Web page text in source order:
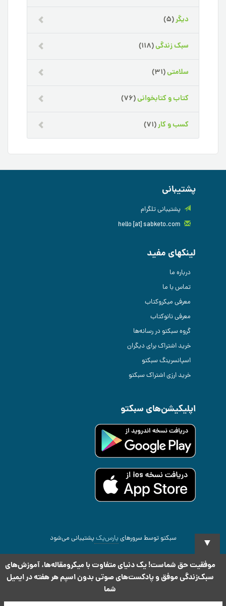
دیگر(5)
سبک زندگی(118)
سلامتی(31)
کتاب و کتابخوانی(76)
کسب و کار(71)
پشتیبانی
پشتیبانی تلگرام
لینکهای مفید
درباره ما
تماس با ما
معرفی میکروکتاب
معرفی نانوکتاب
گروه سبکتو در رسانه‌ها
خرید اشتراک برای دیگران
اسپانسرینگ سبکتو
خرید ارزی اشتراک سبکتو
اپلیکیشن‌های سبکتو
سبکتو توسط سرورهایپارس‌پکپشتیبانی می‌شود ▼
موفقیت حق شماست! یک دنیای متفاوت با میکرومقاله‌ها، آموزش‌های
سبک‌زندگی موفق و پادکست‌های صوتی بدون اسپم هر هفته در ایمیل
شما